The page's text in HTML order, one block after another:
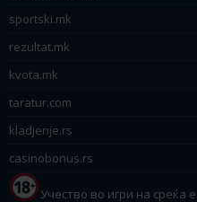
sportski.mk
rezultat.mk
kvota.mk
taratur.com
kladjenje.rs
casinobonus.rs
Учество во игри на среќа